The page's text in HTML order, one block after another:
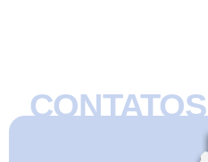
CONTATOS